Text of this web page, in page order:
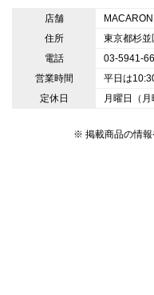
店舗
住所
東京都杉
電話
03-5941-
営業時間
平日は
定休日
月曜日（月
※ 掲載商品の情報